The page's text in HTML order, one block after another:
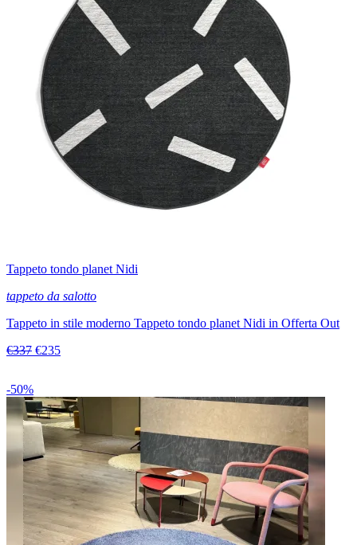
Tappeto tondo planet Nidi
tappeto da salotto
Tappeto in stile moderno Tappeto tondo planet Nidi in Offerta Out
€337 €235
-50%